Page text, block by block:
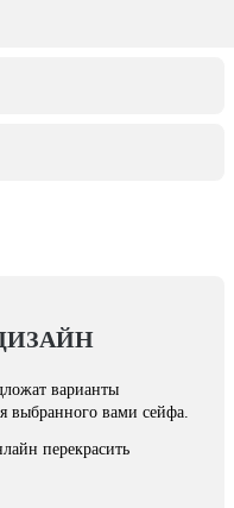
варианты
выбранного вами сейфа.
перекрасить